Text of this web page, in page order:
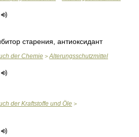
старения, антиоксидант
der Chemie > Alterungsschutzmittel
der Kraftstoffe und Öle >